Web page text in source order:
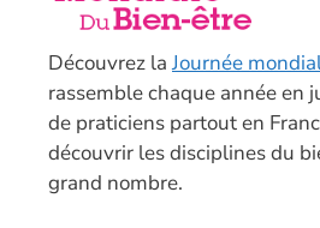
Découvrez laJournée
rassemble chaque année en
de praticiens partout en
découvrir les disciplines du
grand nombre.